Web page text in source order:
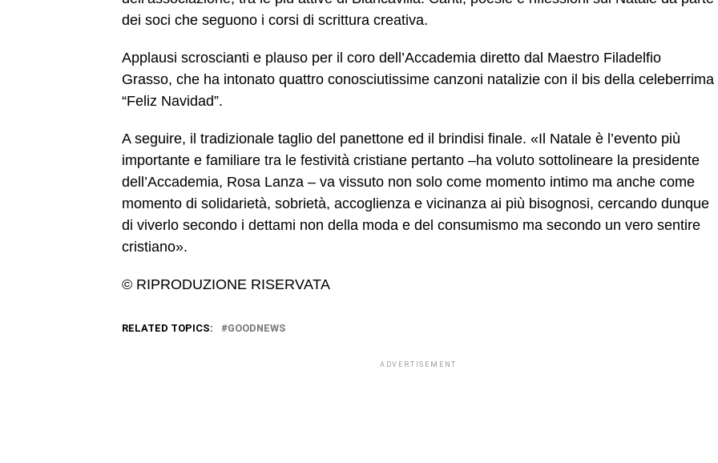
dei soci che seguono i corsi di scrittura creativa.
Applausi scroscianti e plauso per il coro dell’Accademia diretto dal Maestro Filadelfio
Grasso, che ha intonato quattro conosciutissime canzoni natalizie con il bis della celeberrima
“Feliz Navidad”.
A seguire, il tradizionale taglio del panettone ed il brindisi finale. «Il Natale è l’evento più
importante e familiare tra le festività cristiane pertanto –ha voluto sottolineare la presidente
dell’Accademia, Rosa Lanza – va vissuto non solo come momento intimo ma anche come
momento di solidarietà, sobrietà, accoglienza e vicinanza ai più bisognosi, cercando dunque
di viverlo secondo i dettami non della moda e del consumismo ma secondo un vero sentire
cristiano».
© RIPRODUZIONE RISERVATA
RELATED TOPICS: GOODNEWS
ADVERTISEMENT